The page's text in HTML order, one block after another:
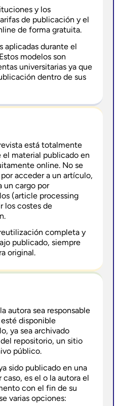
y los
de publicación y el
de forma gratuita.
aplicadas durante el
modelos son
universitarias ya que
dentro de sus
está totalmente
material publicado en
online. No se
acceder a un artículo,
un cargo por
(article processing
los costes de
completa y
publicado, siempre
original.
autora sea responsable
disponible
ya sea archivado
repositorio, un sitio
público.
sido publicado en una
es el o la autora el
con el fin de su
varias opciones: